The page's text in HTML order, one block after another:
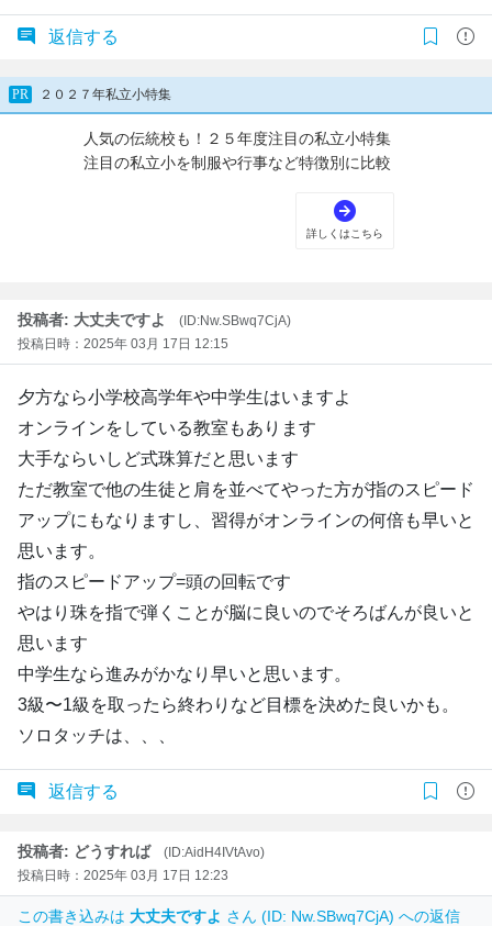
返信する
投稿者: 大丈夫ですよ
(ID:Nw.SBwq7CjA)
投稿日時：2025年 03月 17日 12:15
夕方なら小学校高学年や中学生はいますよ
オンラインをしている教室もあります
大手ならいしど式珠算だと思います
ただ教室で他の生徒と肩を並べてやった方が指のスピード
アップにもなりますし、習得がオンラインの何倍も早いと
思います。
指のスピードアップ=頭の回転です
やはり珠を指で弾くことが脳に良いのでそろばんが良いと
思います
中学生なら進みがかなり早いと思います。
3級〜1級を取ったら終わりなど目標を決めた良いかも。
ソロタッチは、、、
返信する
投稿者: どうすれば
(ID:AidH4IVtAvo)
投稿日時：2025年 03月 17日 12:23
この書き込みは 大丈夫ですよ さん (ID: Nw.SBwq7CjA) への返信